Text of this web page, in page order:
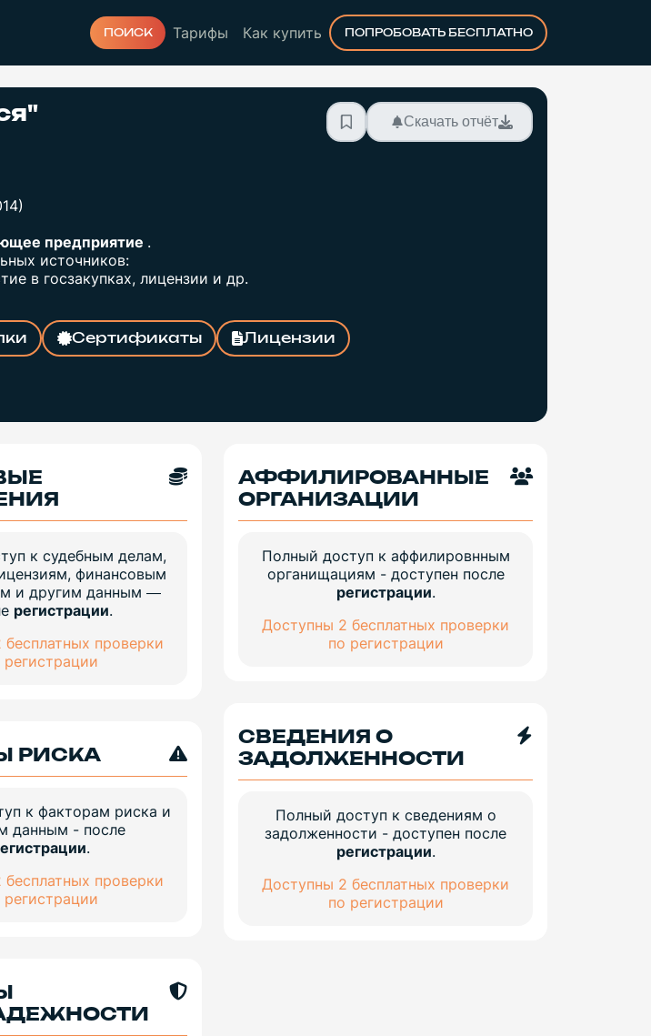
ПОИСК Тарифы Как купить ПОПРОБОВАТЬ БЕСПЛАТНО
Скачать отчёт
предприятие .
источников:
в госзакупках, лицензии и др.
Сертификаты Лицензии
к судебным делам,
финансовым
и другим данным —
регистрации.
проверки
регистрации
РИСКА
к факторам риска и
данным - после
.
проверки
регистрации
АФФИЛИРОВАННЫЕ
ОРГАНИЗАЦИИ
Полный доступ к аффилировнным
органищациям - доступен после
регистрации.
Доступны 2 бесплатных проверки
по регистрации
СВЕДЕНИЯ О
ЗАДОЛЖЕННОСТИ
Полный доступ к сведениям о
задолженности - доступен после
регистрации.
Доступны 2 бесплатных проверки
по регистрации